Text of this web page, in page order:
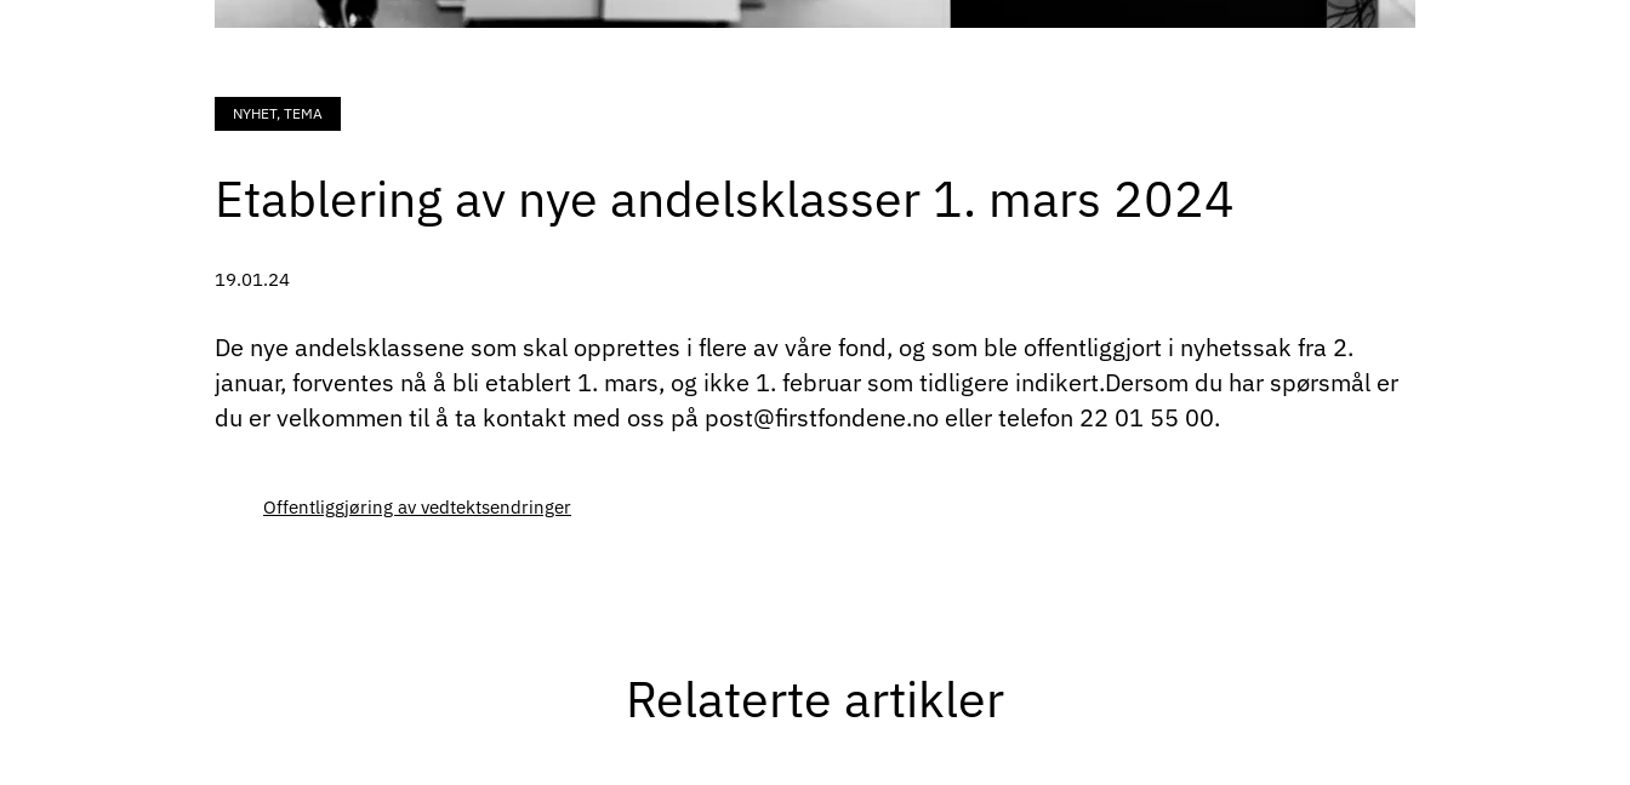
NYHET, TEMA
Etablering av nye andelsklasser 1. mars 2024
19.01.24
De nye andelsklassene som skal opprettes i flere av våre fond, og som ble offentliggjort i nyhetssak fra 2.
januar, forventes nå å bli etablert 1. mars, og ikke 1. februar som tidligere indikert.Dersom du har spørsmål er
du er velkommen til å ta kontakt med oss på post@firstfondene.no eller telefon 22 01 55 00.
Offentliggjøring av vedtektsendringer
Relaterte artikler